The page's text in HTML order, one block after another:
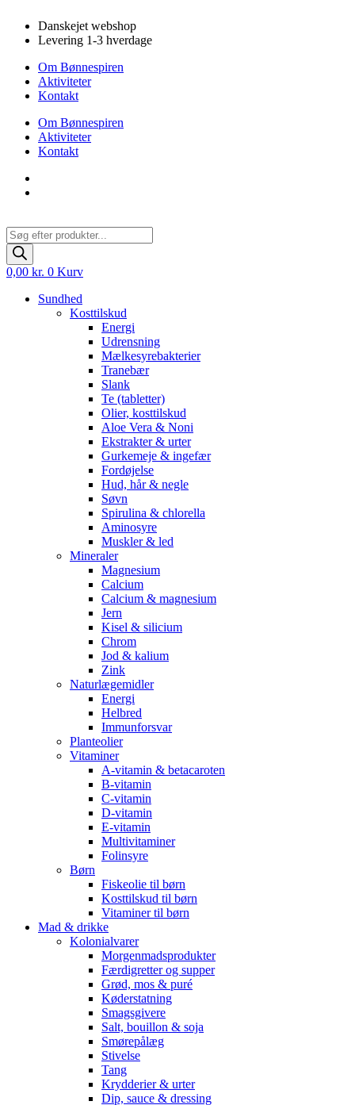
indhold
Danskejet webshop
Levering 1-3 hverdage
Om Bønnespiren
Aktiviteter
Kontakt
Om Bønnespiren
Aktiviteter
Kontakt
Products
search
0,00 kr. 0 Kurv
Sundhed
Kosttilskud
Energi
Udrensning
Mælkesyrebakterier
Tranebær
Slank
Te (tabletter)
Olier, kosttilskud
Aloe Vera & Noni
Ekstrakter & urter
Gurkemeje & ingefær
Fordøjelse
Hud, hår & negle
Søvn
Spirulina & chlorella
Aminosyre
Muskler & led
Mineraler
Magnesium
Calcium
Calcium & magnesium
Jern
Kisel & silicium
Chrom
Jod & kalium
Zink
Naturlægemidler
Energi
Helbred
Immunforsvar
Planteolier
Vitaminer
A-vitamin & betacaroten
B-vitamin
C-vitamin
D-vitamin
E-vitamin
Multivitaminer
Folinsyre
Børn
Fiskeolie til børn
Kosttilskud til børn
Vitaminer til børn
Mad & drikke
Kolonialvarer
Morgenmadsprodukter
Færdigretter og supper
Grød, mos & puré
Køderstatning
Smagsgivere
Salt, bouillon & soja
Smørepålæg
Stivelse
Tang
Krydderier & urter
Dip, sauce & dressing